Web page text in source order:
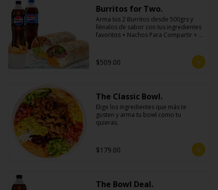
Burritos for Two.
Arma tus 2 Burritos desde 500grs y
llénalos de sabor con tus ingredientes
favoritos + Nachos Para Compartir + 2
$509.00
The Classic Bowl.
Elige los ingredientes que más te
gusten y arma tu bowl como tu
quieras.
$179.00
The Bowl Deal.